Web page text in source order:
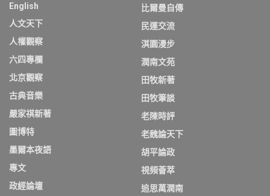
English
人文天下
人權觀察
六四專欄
北京觀察
古典音樂
嚴家祺新著
圖博特
墨爾本夜語
專文
政經論壇
比爾曼自傳
民運交流
淇園漫步
潤南文苑
田牧新著
田牧筆談
老陳時評
老魏論天下
胡平論政
視頻薈萃
追思萬潤南